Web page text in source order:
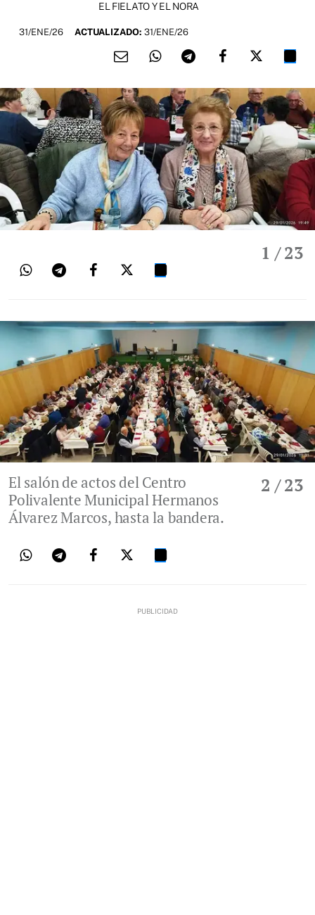
EL FIELATO Y EL NORA
31/ENE/26 ACTUALIZADO: 31/ENE/26
1 / 23
2 / 23
El salón de actos del Centro
Polivalente Municipal Hermanos
Álvarez Marcos, hasta la bandera.